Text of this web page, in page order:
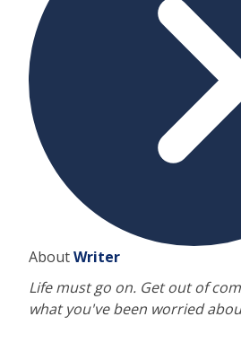
AboutWriter
Life must go on. Get out of
what you've been worried